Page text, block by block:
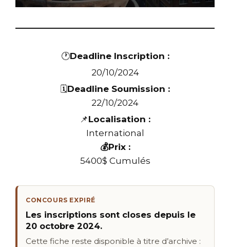
🕐Deadline Inscription :
20/10/2024
🗓️Deadline Soumission :
22/10/2024
📌Localisation :
International
💰Prix :
5400$ Cumulés
CONCOURS EXPIRÉ
Les inscriptions sont closes depuis le
20 octobre 2024.
Cette fiche reste disponible à titre d’archive :